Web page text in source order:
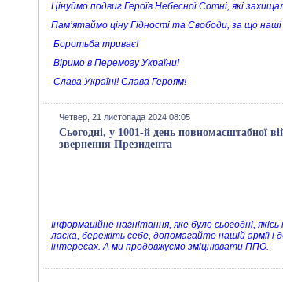
Цінуймо подвиг Героїв Небесної Сотні, які
Пам’ятаймо ціну Гідності та Свободи, за що
Боротьба триває!
Віримо в Перемогу України!
Слава Україні! Слава Героям!
Четвер, 21 листопада 2024 08:05
Сьогодні, у 1001-й день повномасштабної
звернення Президента
Інформаційне нагнітання, яке було сьогодні,
ласка, бережіть себе, допомагайте нашій армії і
інтересах. А ми продовжуємо зміцнювати ППО.